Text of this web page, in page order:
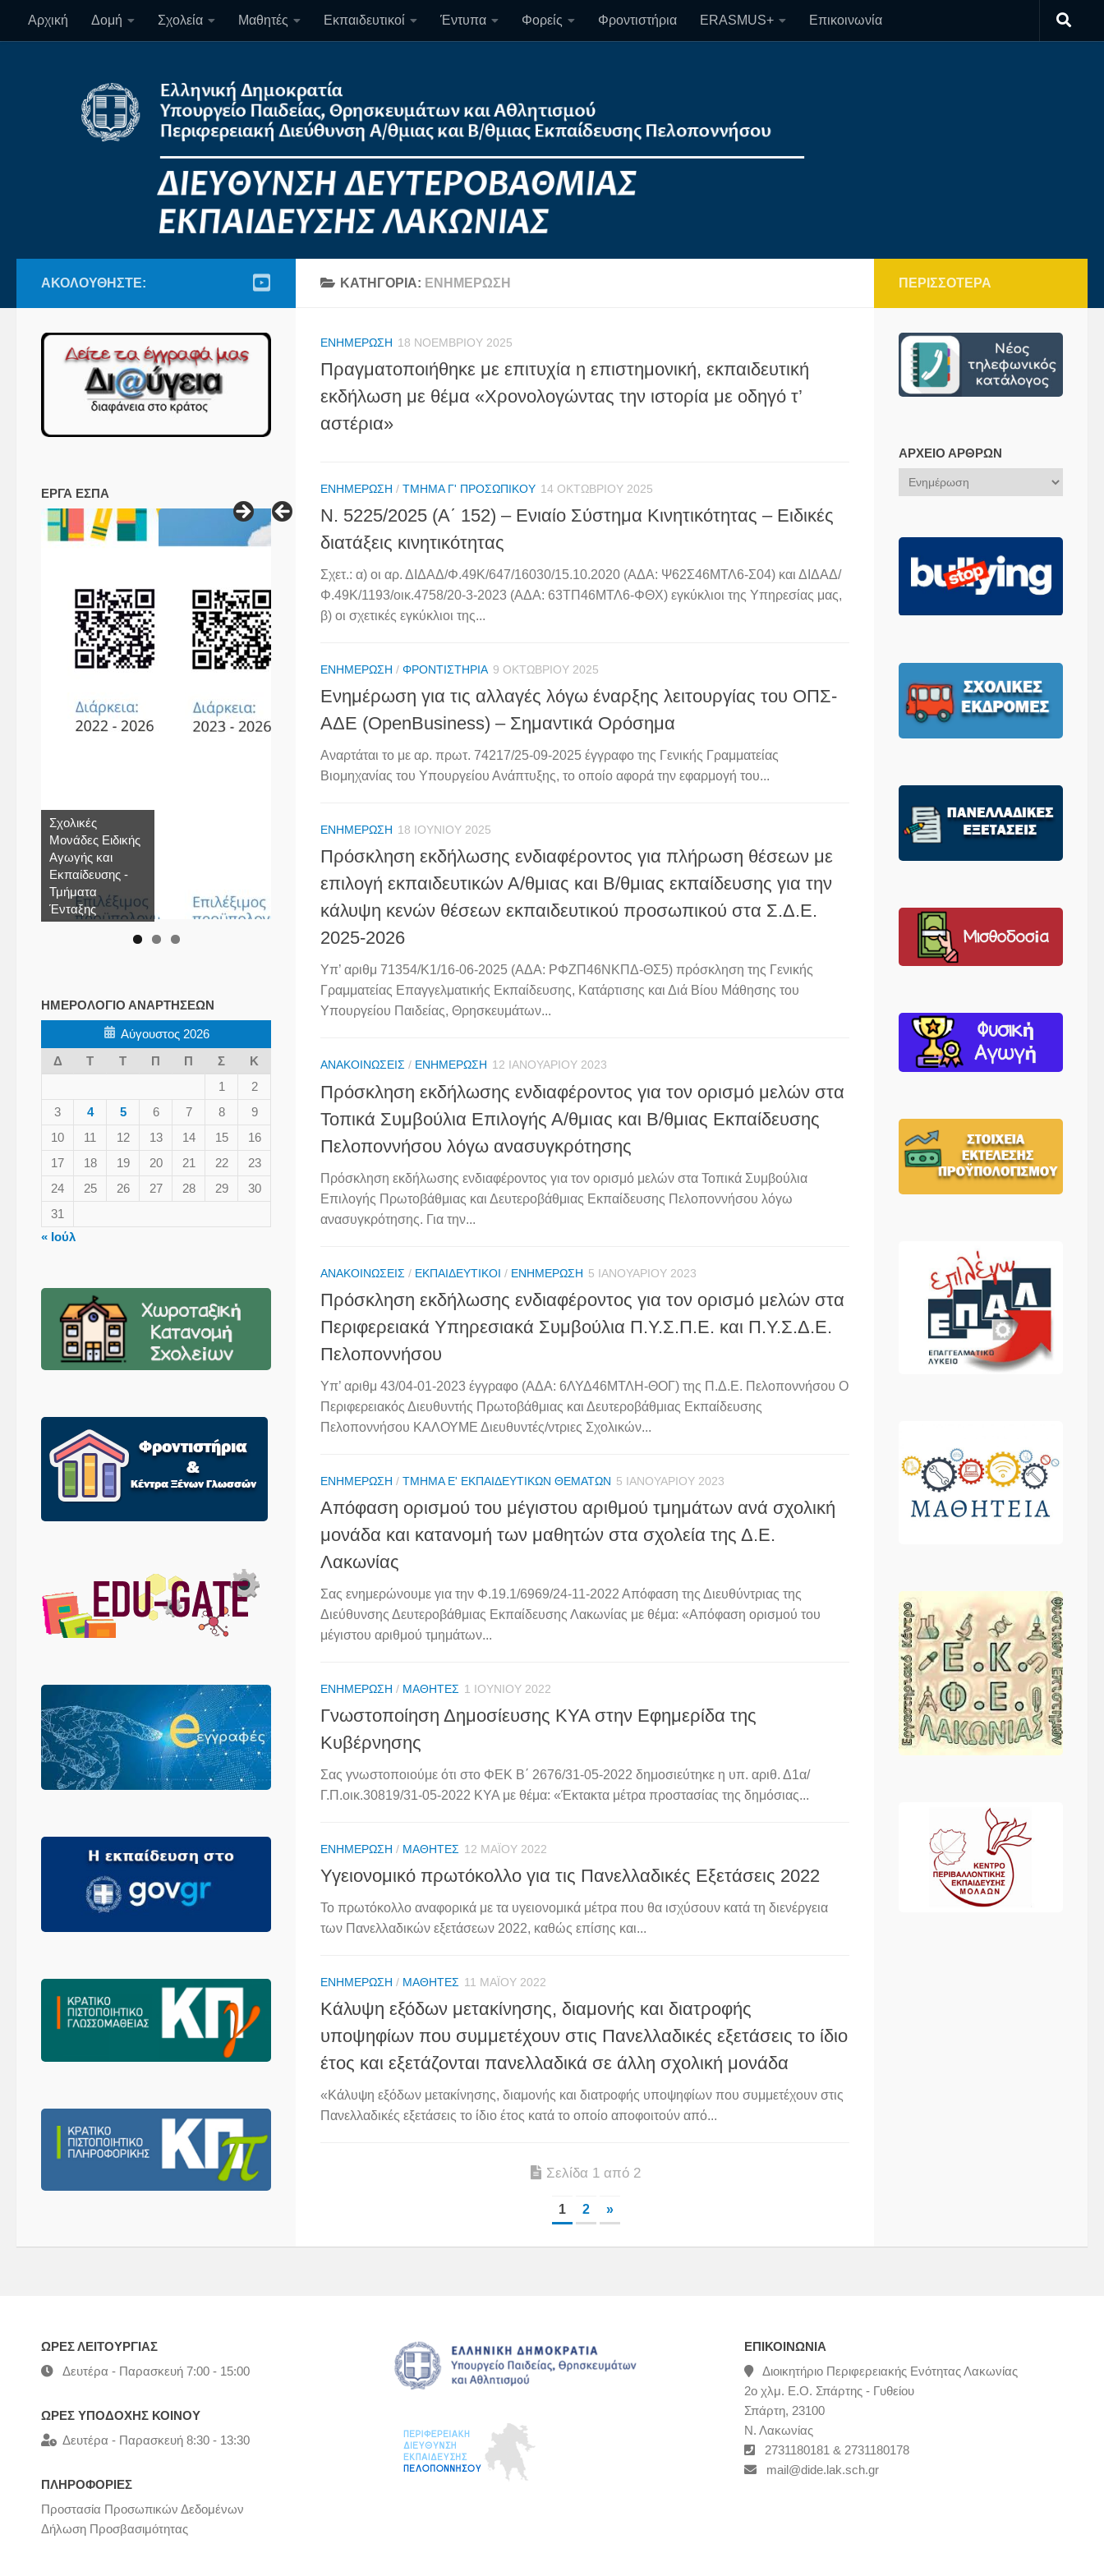
Skip to content
Αρχική Δομή Σχολεία Μαθητές Εκπαιδευτικοί Έντυπα Φορείς Φροντιστήρια ERASMUS+ Επικοινωνία
ΚΑΤΗΓΟΡΊΑ: ΕΝΗΜΈΡΩΣΗ
ΕΝΗΜΈΡΩΣΗ 18 ΝΟΕΜΒΡΊΟΥ 2025
Πραγματοποιήθηκε με επιτυχία η επιστημονική, εκπαιδευτική
εκδήλωση με θέμα «Χρονολογώντας την ιστορία με οδηγό τ’
αστέρια»
ΕΝΗΜΈΡΩΣΗ / ΤΜΉΜΑ Γ' ΠΡΟΣΩΠΙΚΟΎ 14 ΟΚΤΩΒΡΊΟΥ 2025
Ν. 5225/2025 (Α΄ 152) – Ενιαίο Σύστημα Κινητικότητας – Ειδικές
διατάξεις κινητικότητας
Σχετ.: α) οι αρ. ΔΙΔΑΔ/Φ.49Κ/647/16030/15.10.2020 (ΑΔΑ: Ψ62Σ46ΜΤΛ6-Σ04) και ΔΙΔΑΔ/
Φ.49Κ/1193/οικ.4758/20-3-2023 (ΑΔΑ: 63ΤΠ46ΜΤΛ6-ΦΘΧ) εγκύκλιοι της Υπηρεσίας μας,
β) οι σχετικές εγκύκλιοι της...
ΕΝΗΜΈΡΩΣΗ / ΦΡΟΝΤΙΣΤΉΡΙΑ 9 ΟΚΤΩΒΡΊΟΥ 2025
Ενημέρωση για τις αλλαγές λόγω έναρξης λειτουργίας του ΟΠΣ-
ΑΔΕ (OpenBusiness) – Σημαντικά Ορόσημα
Αναρτάται το με αρ. πρωτ. 74217/25-09-2025 έγγραφο της Γενικής Γραμματείας
Βιομηχανίας του Υπουργείου Ανάπτυξης, το οποίο αφορά την εφαρμογή του...
ΕΝΗΜΈΡΩΣΗ 18 ΙΟΥΝΊΟΥ 2025
Πρόσκληση εκδήλωσης ενδιαφέροντος για πλήρωση θέσεων με
επιλογή εκπαιδευτικών Α/θμιας και Β/θμιας εκπαίδευσης για την
κάλυψη κενών θέσεων εκπαιδευτικού προσωπικού στα Σ.Δ.Ε.
2025-2026
Υπ’ αριθμ 71354/Κ1/16-06-2025 (ΑΔΑ: ΡΦΖΠ46ΝΚΠΔ-ΘΣ5) πρόσκληση της Γενικής
Γραμματείας Επαγγελματικής Εκπαίδευσης, Κατάρτισης και Διά Βίου Μάθησης του
Υπουργείου Παιδείας, Θρησκευμάτων...
ΑΝΑΚΟΙΝΏΣΕΙΣ / ΕΝΗΜΈΡΩΣΗ 12 ΙΑΝΟΥΑΡΊΟΥ 2023
Πρόσκληση εκδήλωσης ενδιαφέροντος για τον ορισμό μελών στα
Τοπικά Συμβούλια Επιλογής Α/θμιας και Β/θμιας Εκπαίδευσης
Πελοποννήσου λόγω ανασυγκρότησης
Πρόσκληση εκδήλωσης ενδιαφέροντος για τον ορισμό μελών στα Τοπικά Συμβούλια
Επιλογής Πρωτοβάθμιας και Δευτεροβάθμιας Εκπαίδευσης Πελοποννήσου λόγω
ανασυγκρότησης. Για την...
ΑΝΑΚΟΙΝΏΣΕΙΣ / ΕΚΠΑΙΔΕΥΤΙΚΟΊ / ΕΝΗΜΈΡΩΣΗ 5 ΙΑΝΟΥΑΡΊΟΥ 2023
Πρόσκληση εκδήλωσης ενδιαφέροντος για τον ορισμό μελών στα
Περιφερειακά Υπηρεσιακά Συμβούλια Π.Υ.Σ.Π.Ε. και Π.Υ.Σ.Δ.Ε.
Πελοποννήσου
Υπ’ αριθμ 43/04-01-2023 έγγραφο (ΑΔΑ: 6ΛΥΔ46ΜΤΛΗ-ΘΟΓ) της Π.Δ.Ε. Πελοποννήσου Ο
Περιφερειακός Διευθυντής Πρωτοβάθμιας και Δευτεροβάθμιας Εκπαίδευσης
Πελοποννήσου ΚΑΛΟΥΜΕ Διευθυντές/ντριες Σχολικών...
ΕΝΗΜΈΡΩΣΗ / ΤΜΉΜΑ Ε' ΕΚΠΑΙΔΕΥΤΙΚΏΝ ΘΕΜΆΤΩΝ 5 ΙΑΝΟΥΑΡΊΟΥ 2023
Απόφαση ορισμού του μέγιστου αριθμού τμημάτων ανά σχολική
μονάδα και κατανομή των μαθητών στα σχολεία της Δ.Ε.
Λακωνίας
Σας ενημερώνουμε για την Φ.19.1/6969/24-11-2022 Απόφαση της Διευθύντριας της
Διεύθυνσης Δευτεροβάθμιας Εκπαίδευσης Λακωνίας με θέμα: «Απόφαση ορισμού του
μέγιστου αριθμού τμημάτων...
ΕΝΗΜΈΡΩΣΗ / ΜΑΘΗΤΈΣ 1 ΙΟΥΝΊΟΥ 2022
Γνωστοποίηση Δημοσίευσης ΚΥΑ στην Εφημερίδα της
Κυβέρνησης
Σας γνωστοποιούμε ότι στο ΦΕΚ Β΄ 2676/31-05-2022 δημοσιεύτηκε η υπ. αριθ. Δ1α/
Γ.Π.οικ.30819/31-05-2022 ΚΥΑ με θέμα: «Έκτακτα μέτρα προστασίας της δημόσιας...
ΕΝΗΜΈΡΩΣΗ / ΜΑΘΗΤΈΣ 12 ΜΑΪ́ΟΥ 2022
Υγειονομικό πρωτόκολλο για τις Πανελλαδικές Εξετάσεις 2022
Το πρωτόκολλο αναφορικά με τα υγειονομικά μέτρα που θα ισχύσουν κατά τη διενέργεια
των Πανελλαδικών εξετάσεων 2022, καθώς επίσης και...
ΕΝΗΜΈΡΩΣΗ / ΜΑΘΗΤΈΣ 11 ΜΑΪ́ΟΥ 2022
Κάλυψη εξόδων μετακίνησης, διαμονής και διατροφής
υποψηφίων που συμμετέχουν στις Πανελλαδικές εξετάσεις το ίδιο
έτος και εξετάζονται πανελλαδικά σε άλλη σχολική μονάδα
«Κάλυψη εξόδων μετακίνησης, διαμονής και διατροφής υποψηφίων που συμμετέχουν στις
Πανελλαδικές εξετάσεις το ίδιο έτος κατά το οποίο αποφοιτούν από...
Σελίδα 1 από 2
1 2 »
ΑΚΟΛΟΥΘΉΣΤΕ:
ΕΡΓΑ ΕΣΠΑ
Σχολικές
Μονάδες Ειδικής
Αγωγής και
Εκπαίδευσης -
Τμήματα
Ένταξης
ΗΜΕΡΟΛΌΓΙΟ ΑΝΑΡΤΉΣΕΩΝ
Αύγουστος 2026
Δ
Τ Τ Π Π Σ
Κ
1
2
3
4 5 6 7 8
9
10
11 12 13 14 15
16
17
18 19 20 21 22
23
24
25 26 27 28 29
30
31
« Ιούλ
ΠΕΡΙΣΣΌΤΕΡΑ
ΑΡΧΕΊΟ ΆΡΘΡΩΝ
Αρχείο
Άρθρων
ΩΡΕΣ ΛΕΙΤΟΥΡΓΙΑΣ
Δευτέρα - Παρασκευή 7:00 - 15:00
ΩΡΕΣ ΥΠΟΔΟΧΗΣ ΚΟΙΝΟΥ
Δευτέρα - Παρασκευή 8:30 - 13:30
ΠΛΗΡΟΦΟΡΙΕΣ
Προστασία Προσωπικών Δεδομένων
Δήλωση Προσβασιμότητας
ΕΠΙΚΟΙΝΩΝΊΑ
Διοικητήριο Περιφερειακής Ενότητας Λακωνίας
2ο χλμ. Ε.Ο. Σπάρτης - Γυθείου
Σπάρτη, 23100
Ν. Λακωνίας
2731180181 & 2731180178
mail@dide.lak.sch.gr